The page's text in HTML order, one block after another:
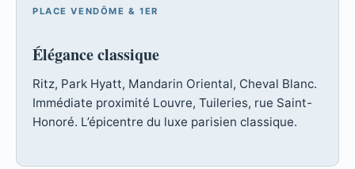
PLACE VENDÔME & 1ER
Élégance classique
Ritz, Park Hyatt, Mandarin Oriental, Cheval Blanc.
Immédiate proximité Louvre, Tuileries, rue Saint-
Honoré. L’épicentre du luxe parisien classique.